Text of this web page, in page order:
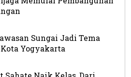
Sungai Jadi Tema
Yogyakarta